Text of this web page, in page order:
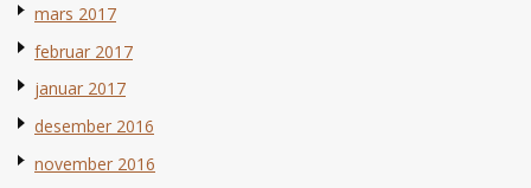
mars 2017
februar 2017
januar 2017
desember 2016
november 2016